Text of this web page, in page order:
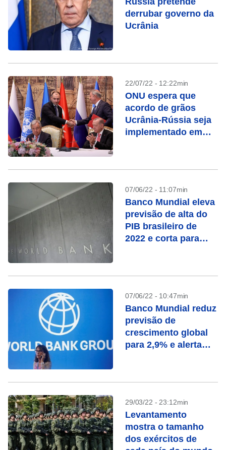
derrubar governo da
Ucrânia
22/07/22 - 12:22min
ONU espera que
acordo de grãos
Ucrânia-Rússia seja
implementado em
07/06/22 - 11:07min
Banco Mundial eleva
previsão de alta do
PIB brasileiro de
2022 e corta para
07/06/22 - 10:47min
Banco Mundial reduz
previsão de
crescimento global
para 2,9% e alerta
29/03/22 - 23:12min
Levantamento
mostra o tamanho
dos exércitos de